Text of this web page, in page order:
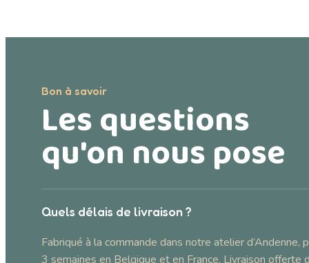
Bon à savoir
Les questions
qu'on nous pose
Quels délais de livraison ?
Fabriqué à la commande dans notre atelier d’Andenne,
3 semaines en Belgique et en France. Livraison offerte